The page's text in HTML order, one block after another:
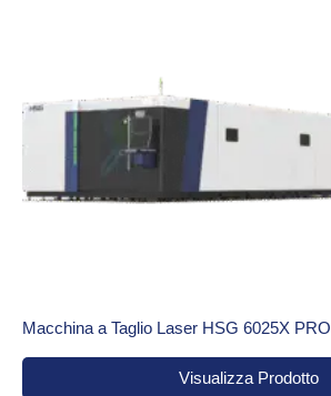
Macchina a Taglio Laser HSG 6025X PRO
Visualizza Prodotto